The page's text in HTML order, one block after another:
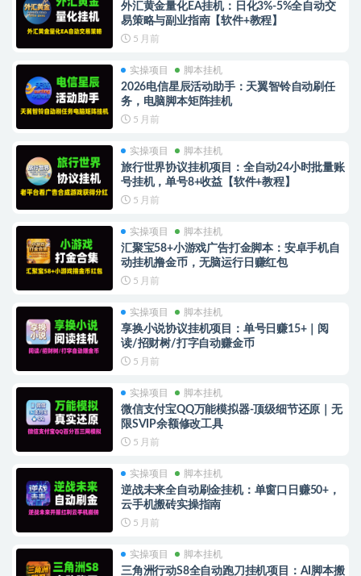
外汇黄金量化EA挂机：日化3%-5%全自动交
易策略与副业指南【软件+教程】
5 月前
实操项目 脚本挂机
2026电信星辰活动助手：天翼智铃自动刷任
务，电脑脚本矩阵挂机
5 月前
实操项目 脚本挂机
旅行世界协议挂机项目：全自动24小时批量账
号挂机，单号8+收益【软件+教程】
5 月前
实操项目 脚本挂机
汇聚宝58+小游戏广告打金脚本：安卓手机自
动挂机撸金币，无脑运行日赚红包
5 月前
实操项目 脚本挂机
享换小说协议挂机项目：单号日赚15+｜阅
读/招财树/打字自动赚金币
5 月前
实操项目 脚本挂机
微信支付宝QQ万能模拟器-顶级细节还原｜无
限SVIP余额修改工具
5 月前
实操项目 脚本挂机
逆战未来全自动刷金挂机：单窗口日赚50+，
云手机搬砖实操指南
5 月前
实操项目 脚本挂机
三角洲行动S8全自动跑刀挂机项目：AI脚本搬